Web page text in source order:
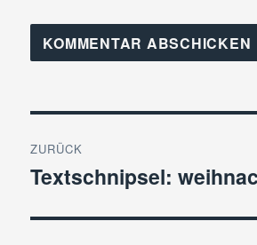
ZURÜCK
Vorheriger
Textschnipsel: